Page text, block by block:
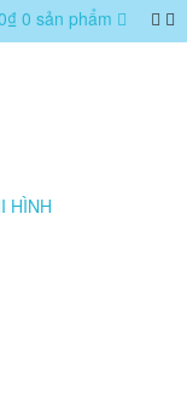
0 sản phẩm
HÌNH